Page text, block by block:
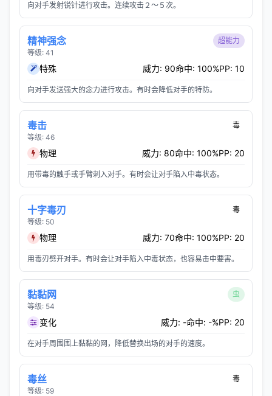
向对手发射锐针进行攻击。连续攻击２～５次。
精神强念
等级: 41
超能力
特殊 威力: 90命中: 100%PP: 10
向对手发送强大的念力进行攻击。有时会降低对手的特防。
毒击
等级: 46
毒
物理 威力: 80命中: 100%PP: 20
用带毒的触手或手臂刺入对手。有时会让对手陷入中毒状态。
十字毒刃
等级: 50
毒
物理 威力: 70命中: 100%PP: 20
用毒刃劈开对手。有时会让对手陷入中毒状态，也容易击中要害。
黏黏网
等级: 54
虫
变化 威力: -命中: -%PP: 20
在对手周围围上黏黏的网，降低替换出场的对手的速度。
毒丝
等级: 59
毒